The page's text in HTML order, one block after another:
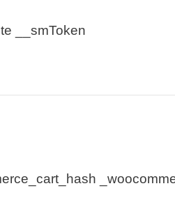
__smToken